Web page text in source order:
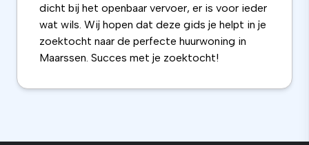
dicht bij het openbaar vervoer, er is voor ieder
wat wils. Wij hopen dat deze gids je helpt in je
zoektocht naar de perfecte huurwoning in
Maarssen. Succes met je zoektocht!